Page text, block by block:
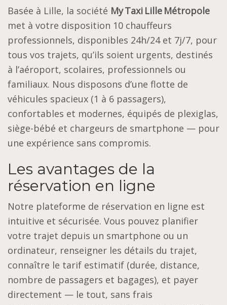
Basée à Lille, la société My Taxi Lille Métropole
met à votre disposition 10 chauffeurs
professionnels, disponibles 24h/24 et 7j/7, pour
tous vos trajets, qu’ils soient urgents, destinés
à l’aéroport, scolaires, professionnels ou
familiaux. Nous disposons d’une flotte de
véhicules spacieux (1 à 6 passagers),
confortables et modernes, équipés de plexiglas,
siège-bébé et chargeurs de smartphone — pour
une expérience sans compromis.
Les avantages de la
réservation en ligne
Notre plateforme de réservation en ligne est
intuitive et sécurisée. Vous pouvez planifier
votre trajet depuis un smartphone ou un
ordinateur, renseigner les détails du trajet,
connaître le tarif estimatif (durée, distance,
nombre de passagers et bagages), et payer
directement — le tout, sans frais